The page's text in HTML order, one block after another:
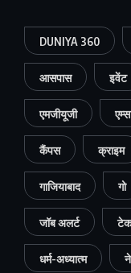
DUNIYA 360
आसपास इवेंट
एमजीयूजी
कैंपस क्राइम
गाजियाबाद गो
जॉब अलर्ट टेक
धर्म-अध्यात्म